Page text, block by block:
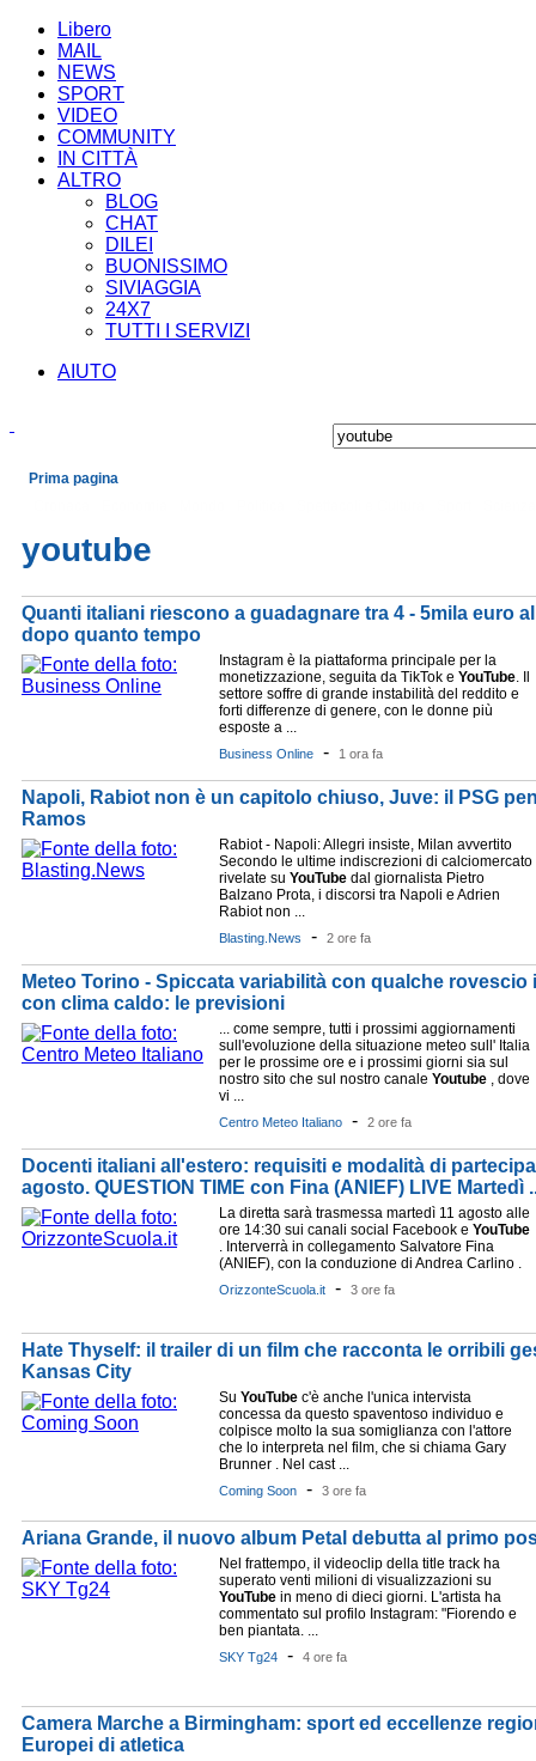
Libero
MAIL
NEWS
SPORT
VIDEO
COMMUNITY
IN CITTÀ
ALTRO
BLOG
CHAT
DILEI
BUONISSIMO
SIVIAGGIA
24X7
TUTTI I SERVIZI
AIUTO
Prima pagina
youtube
Quanti italiani riescono a guadagnare tra 4 - 5mila euro
dopo quanto tempo
Instagram è la piattaforma principale per la
monetizzazione, seguita da TikTok e YouTube. Il
settore soffre di grande instabilità del reddito e
forti differenze di genere, con le donne più
esposte a ...
Business Online - 1 ora fa
Napoli, Rabiot non è un capitolo chiuso, Juve: il PSG
Ramos
Rabiot - Napoli: Allegri insiste, Milan avvertito
Secondo le ultime indiscrezioni di calciomercato
rivelate su YouTube dal giornalista Pietro
Balzano Prota, i discorsi tra Napoli e Adrien
Rabiot non ...
Blasting.News - 2 ore fa
Meteo Torino - Spiccata variabilità con qualche
con clima caldo: le previsioni
... come sempre, tutti i prossimi aggiornamenti
sull'evoluzione della situazione meteo sull' Italia
per le prossime ore e i prossimi giorni sia sul
nostro sito che sul nostro canale Youtube , dove
vi ...
Centro Meteo Italiano - 2 ore fa
Docenti italiani all'estero: requisiti e modalità di
agosto. QUESTION TIME con Fina (ANIEF) LIVE Martedì
La diretta sarà trasmessa martedì 11 agosto alle
ore 14:30 sui canali social Facebook e YouTube
. Interverrà in collegamento Salvatore Fina
(ANIEF), con la conduzione di Andrea Carlino .
OrizzonteScuola.it - 3 ore fa
Hate Thyself: il trailer di un film che racconta le orribili
Kansas City
Su YouTube c'è anche l'unica intervista
concessa da questo spaventoso individuo e
colpisce molto la sua somiglianza con l'attore
che lo interpreta nel film, che si chiama Gary
Brunner . Nel cast ...
Coming Soon - 3 ore fa
Ariana Grande, il nuovo album Petal debutta al primo
Nel frattempo, il videoclip della title track ha
superato venti milioni di visualizzazioni su
YouTube in meno di dieci giorni. L'artista ha
commentato sul profilo Instagram: "Fiorendo e
ben piantata. ...
SKY Tg24 - 4 ore fa
Camera Marche a Birmingham: sport ed eccellenze
Europei di atletica